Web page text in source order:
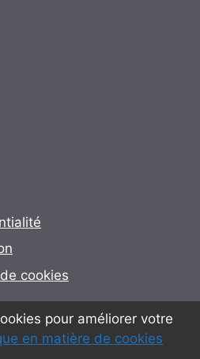
pour améliorer votre
en matière de cookies
cookies
e Engenharia Lda